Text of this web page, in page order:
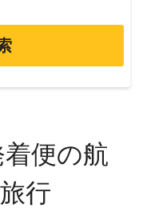
便の航
行